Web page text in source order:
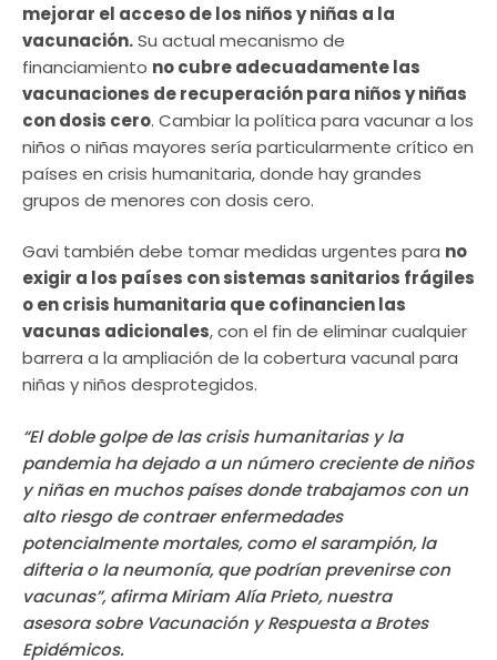
mejorar el acceso de los niños y niñas a la
vacunación.Su actual mecanismo de
financiamiento no cubre adecuadamente las
vacunaciones de recuperación para niños y niñas
con dosis cero. Cambiar la política para vacunar a los
niños o niñas mayores sería particularmente crítico en
países en crisis humanitaria, donde hay grandes
grupos de menores con dosis cero.
Gavi también debe tomar medidas urgentes para no
exigir a los países con sistemas sanitarios frágiles
o en crisis humanitaria que cofinancien las
vacunas adicionales, con el fin de eliminar cualquier
barrera a la ampliación de la cobertura vacunal para
niñas y niños desprotegidos.
“El doble golpe de las crisis humanitarias y la
pandemia ha dejado a un número creciente de niños
y niñas en muchos países donde trabajamos con un
alto riesgo de contraer enfermedades
potencialmente mortales, como el sarampión, la
difteria o la neumonía, que podrían prevenirse con
vacunas”, afirma Miriam Alía Prieto, nuestra
asesora sobre Vacunación y Respuesta a Brotes
Epidémicos.